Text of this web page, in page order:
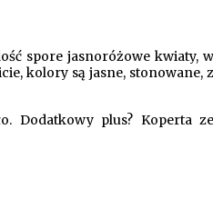
spore jasnoróżowe kwiaty,
kolory są jasne, stonowane,
Dodatkowy plus? Koperta